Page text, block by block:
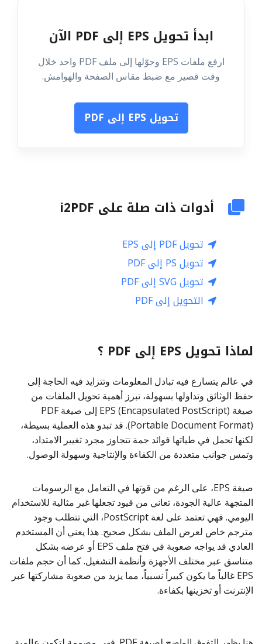
ابدأ تحويل EPS إلى PDF الآن
ارفع ملفات EPS وحوّلها إلى ملف PDF واحد خلال
وقت قصير مع ضبط مقاس الصفحة والهوامش.
تحويل EPS إلى PDF
أدوات ذات صلة على i2PDF
تحويل PDF إلى EPS
تحويل PS إلى PDF
تحويل SVG إلى PDF
التحويل إلى PDF
لماذا تحويل EPS إلى PDF ؟
في عالم يتسارع فيه تبادل المعلومات وتتزايد فيه الحاجة إلى
حفظ الوثائق وتداولها بسهولة، تبرز أهمية تحويل الملفات من
صيغة EPS (Encapsulated PostScript) إلى صيغة PDF
(Portable Document Format). قد تبدو هذه العملية بسيطة،
لكنها تحمل في طياتها فوائد جمة تتجاوز مجرد تغيير الامتداد،
وتمس جوانب متعددة من الكفاءة والإنتاجية وسهولة الوصول.
صيغة EPS، على الرغم من قوتها في التعامل مع الرسومات
المتجهة عالية الجودة، تعاني من قيود تجعلها غير مثالية للاستخدام
اليومي. فهي تعتمد على لغة PostScript، التي تتطلب وجود
مترجم خاص لعرض الملف بشكل صحيح. هذا يعني أن المستخدم
العادي قد يواجه صعوبة في فتح ملف EPS أو عرضه بشكل
متناسق عبر مختلف الأجهزة وأنظمة التشغيل. كما أن حجم ملفات
EPS غالباً ما يكون كبيراً نسبياً، مما يزيد من صعوبة مشاركتها عبر
الإنترنت أو تخزينها بكفاءة.